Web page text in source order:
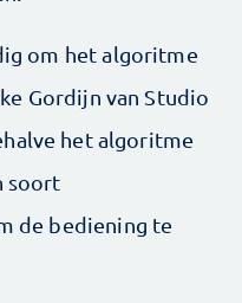
om het algoritme
Gordijn van Studio
het algoritme
soort
de bediening te